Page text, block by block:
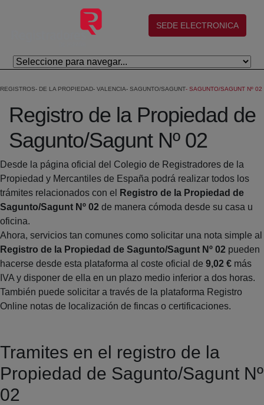
Salta al contingut principal
(abre en nueva ventana)
SEDE ELECTRONICA
REGISTROS DE LA PROPIEDAD VALENCIA SAGUNTO/SAGUNT SAGUNTO/SAGUNT Nº 02
Registro de la Propiedad de
Sagunto/Sagunt Nº 02
Desde la página oficial del Colegio de Registradores de la
Propiedad y Mercantiles de España podrá realizar todos los
trámites relacionados con el
Registro de la Propiedad de
Sagunto/Sagunt Nº 02 de manera cómoda desde su casa u
oficina.
Ahora, servicios tan comunes como solicitar una nota simple al
Registro de la Propiedad de Sagunto/Sagunt Nº 02 pueden
hacerse desde esta plataforma al coste oficial de 9,02 € más
IVA y disponer de ella en un plazo medio inferior a dos horas.
También puede solicitar a través de la plataforma Registro
Online notas de localización de fincas o certificaciones.
Tramites en el registro de la
Propiedad de Sagunto/Sagunt Nº
02